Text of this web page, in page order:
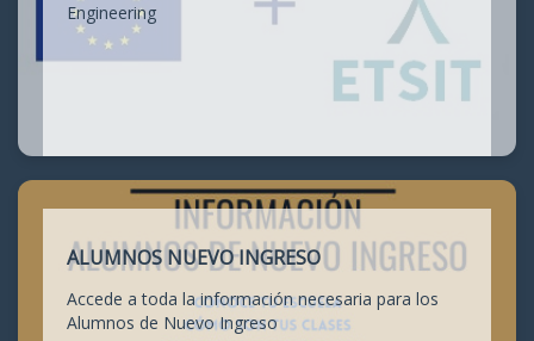
Engineering
ALUMNOS NUEVO INGRESO
Accede a toda la información necesaria para los
Alumnos de Nuevo Ingreso